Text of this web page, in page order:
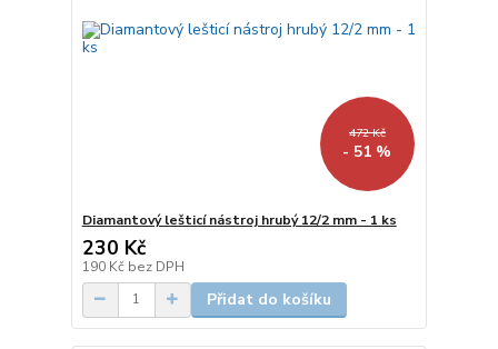
472 Kč
- 51 %
Diamantový lešticí nástroj hrubý 12/2 mm - 1 ks
230 Kč
190 Kč bez DPH
Přidat do košíku